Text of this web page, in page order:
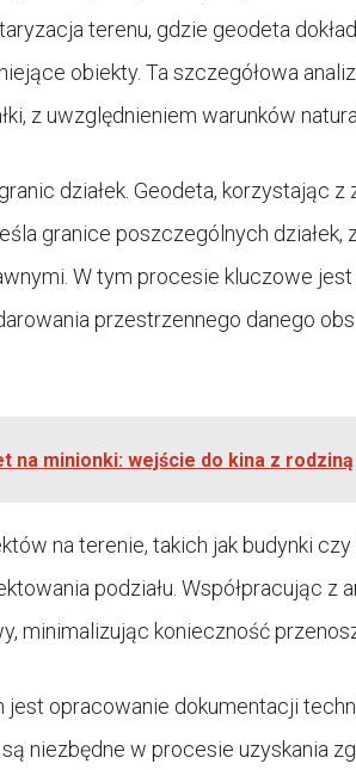
terenu, gdzie geodeta
obiekty. Ta szczegółowa
z uwzględnieniem warunków
działek. Geodeta, korzystając
granice poszczególnych działek,
W tym procesie kluczowe
przestrzennego danego
na minionki: wejście do kina z rodziną
na terenie, takich jak budynki
podziału. Współpracując z
minimalizując konieczność
opracowanie dokumentacji
niezbędne w procesie uzyskania